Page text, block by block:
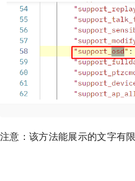
注意：该方法能展示的文字有